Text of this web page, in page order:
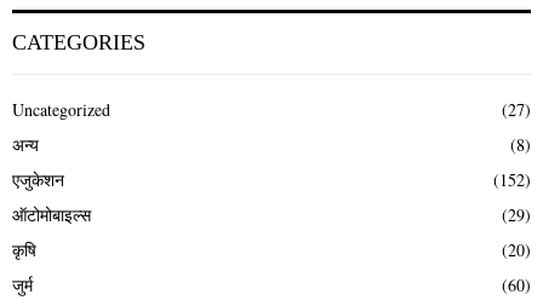
CATEGORIES
Uncategorized
(27)
अन्य
(8)
एजुकेशन
(152)
ऑटोमोबाइल्स
(29)
कृषि
(20)
जुर्म
(60)